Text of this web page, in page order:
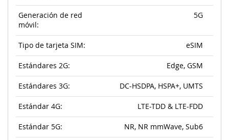
Generación de red
móvil:
5G
Tipo de tarjeta SIM: eSIM
Estándares 2G: Edge, GSM
Estándares 3G: DC-HSDPA, HSPA+, UMTS
Estándar 4G: LTE-TDD & LTE-FDD
Estándar 5G: NR, NR mmWave, Sub6